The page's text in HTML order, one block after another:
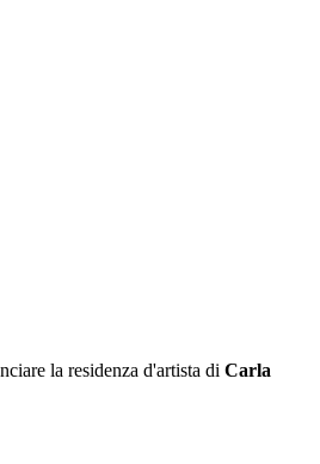
la residenza d'artista di Carla